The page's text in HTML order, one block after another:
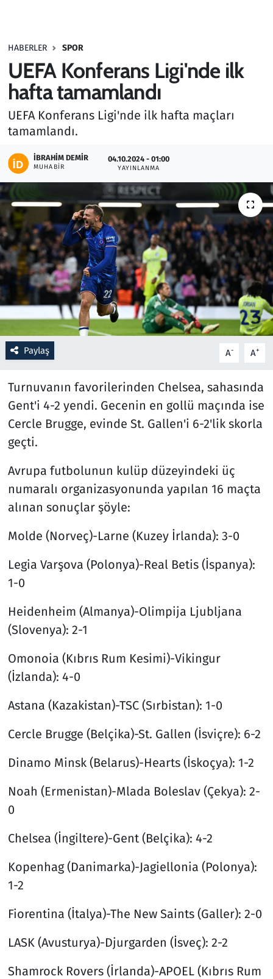
HABERLER SPOR
UEFA Konferans Ligi'nde ilk
hafta tamamlandı
UEFA Konferans Ligi'nde ilk hafta maçları
tamamlandı.
İBRAHIM DEMIR
MUHABIR
04.10.2024 - 01:00
YAYINLANMA
Paylaş A- A+
Turnuvanın favorilerinden Chelsea, sahasında
Gent'i 4-2 yendi. Gecenin en gollü maçında ise
Cercle Brugge, evinde St. Gallen'i 6-2'lik skorla
geçti.
Avrupa futbolunun kulüp düzeyindeki üç
numaralı organizasyonunda yapılan 16 maçta
alınan sonuçlar şöyle:
Molde (Norveç)-Larne (Kuzey İrlanda): 3-0
Legia Varşova (Polonya)-Real Betis (İspanya):
1-0
Heidenheim (Almanya)-Olimpija Ljubljana
(Slovenya): 2-1
Omonoia (Kıbrıs Rum Kesimi)-Vikingur
(İzlanda): 4-0
Astana (Kazakistan)-TSC (Sırbistan): 1-0
Cercle Brugge (Belçika)-St. Gallen (İsviçre): 6-2
Dinamo Minsk (Belarus)-Hearts (İskoçya): 1-2
Noah (Ermenistan)-Mlada Boleslav (Çekya): 2-
0
Chelsea (İngiltere)-Gent (Belçika): 4-2
Kopenhag (Danimarka)-Jagiellonia (Polonya):
1-2
Fiorentina (İtalya)-The New Saints (Galler): 2-0
LASK (Avusturya)-Djurgarden (İsveç): 2-2
Shamrock Rovers (İrlanda)-APOEL (Kıbrıs Rum
Haber
Kültür Sanat
Kurumsal Haberler
Otomobil
Oyun
Ramazan
Resmi İlanlar
Rüya Tabirleri
Sağlık
Savunma Sanayi
Seçim 2023
Teknoloji ve Bilim